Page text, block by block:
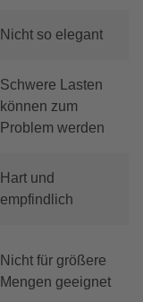
Nicht so elegant
Schwere Lasten
können zum
Problem werden
Hart und
empfindlich
Nicht für größere
Mengen geeignet